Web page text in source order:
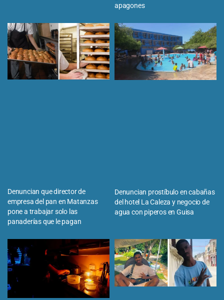
apagones
Denuncian que director de
empresa del pan en Matanzas
pone a trabajar solo las
panaderías que le pagan
Denuncian prostíbulo en cabañas
del hotel La Caleza y negocio de
agua con piperos en Guisa